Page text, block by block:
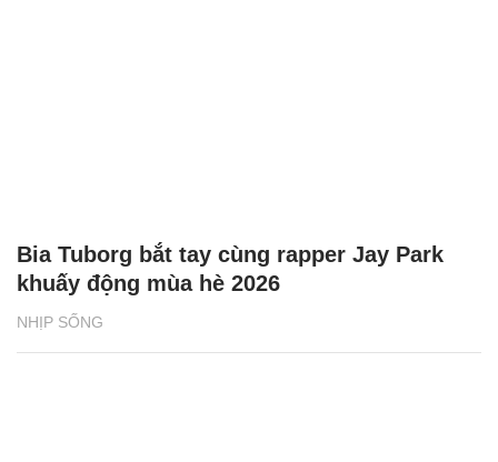
NHỊP SỐNG
Bia Tuborg bắt tay cùng rapper Jay Park
khuấy động mùa hè 2026